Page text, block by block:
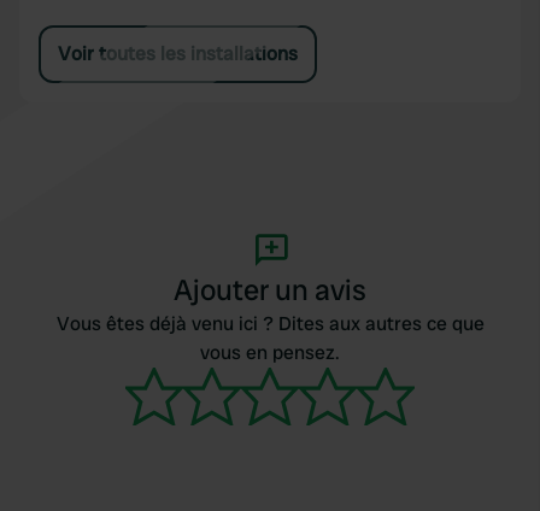
Voir toutes les installations
Ajouter un avis
Vous êtes déjà venu ici ? Dites aux autres ce que
vous en pensez.